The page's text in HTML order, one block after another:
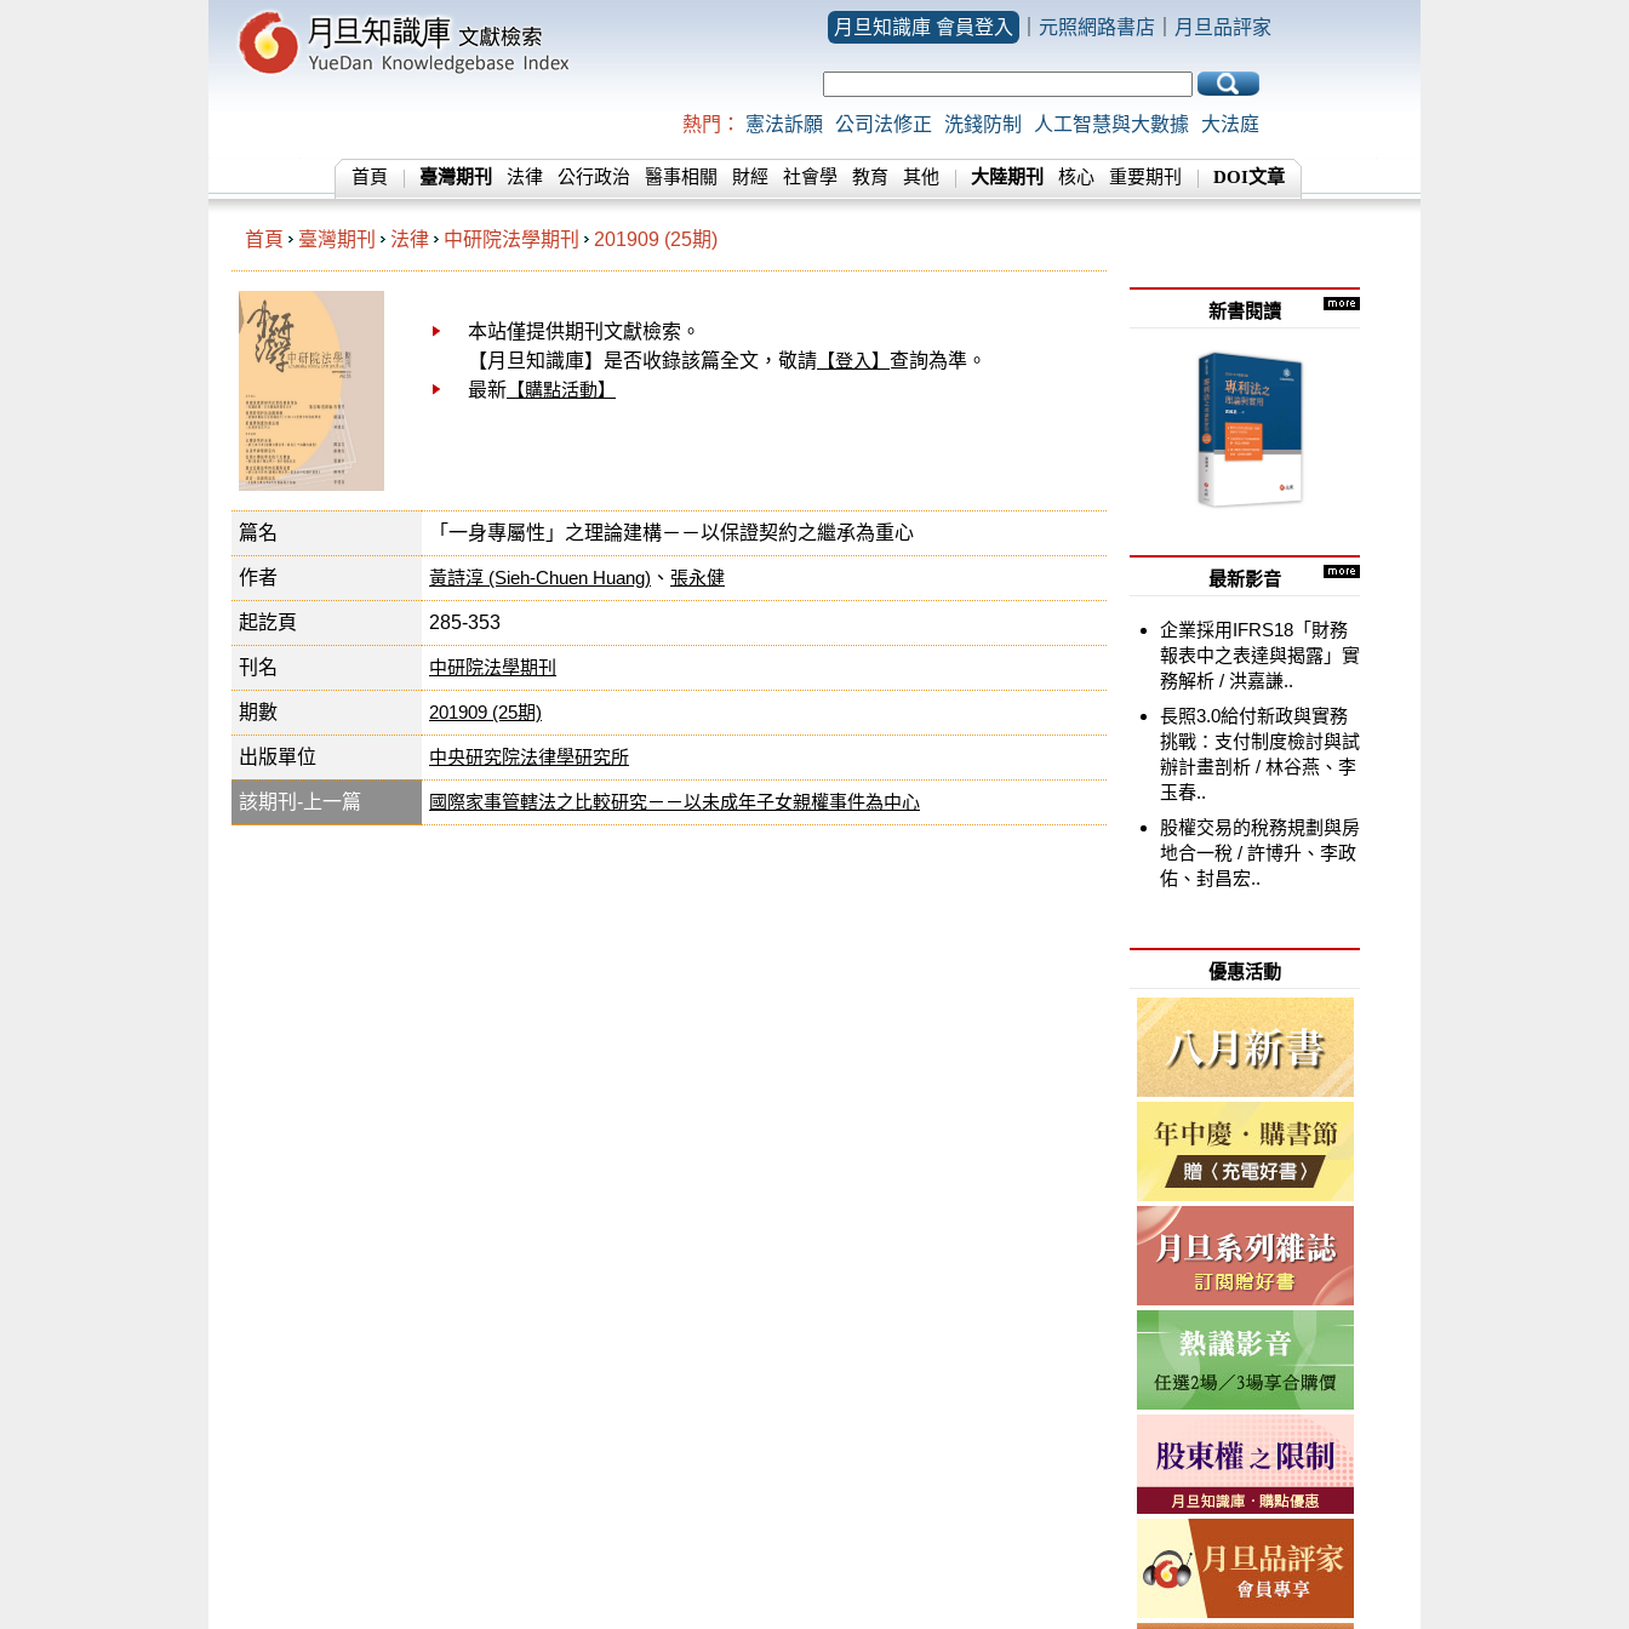
月旦知識庫 會員登入 元照網路書店 月旦品評家
熱門： 憲法訴願 公司法修正 洗錢防制 人工智慧與大數據 大法庭
首頁 臺灣期刊 法律 公行政治 醫事相關 財經 社會學 教育 其他 大陸期刊 核心 重要期刊 DOI文章
首頁 臺灣期刊 法律 中研院法學期刊 201909 (25期)
本站僅提供期刊文獻檢索。
【月旦知識庫】是否收錄該篇全文，敬請 【登入】 查詢為準。
最新 【購點活動】
篇名 「一身專屬性」之理論建構－－以保證契約之繼承為重心
作者 黃詩淳 (Sieh-Chuen Huang) 、 張永健
起訖頁 285-353
刊名 中研院法學期刊
期數 201909 (25期)
出版單位 中央研究院法律學研究所
該期刊-上一篇 國際家事管轄法之比較研究－－以未成年子女親權事件為中心
新書閱讀
最新影音
企業採用IFRS18「財務
報表中之表達與揭露」實
務解析
洪嘉謙..
長照3.0給付新政與實務
挑戰：支付制度檢討與試
辦計畫剖析
林谷燕、李
玉春..
股權交易的稅務規劃與房
地合一稅
許博升、李政
佑、封昌宏..
優惠活動